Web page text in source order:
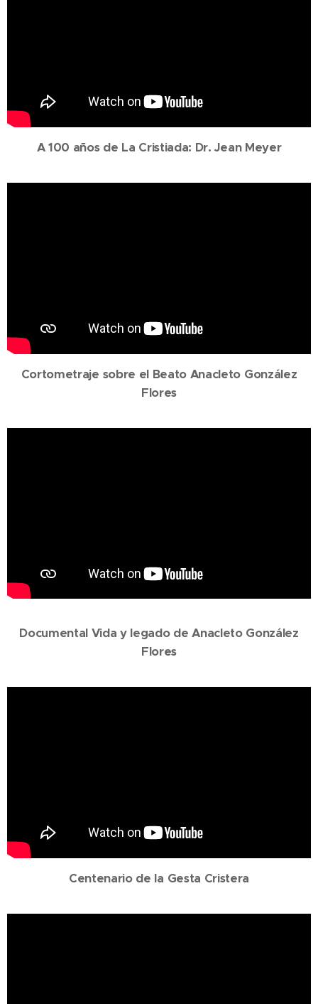
A 100 años de La Cristiada: Dr. Jean Meyer
Cortometraje sobre el Beato Anacleto González
Flores
Documental Vida y legado de Anacleto González
Flores
Centenario de la Gesta Cristera